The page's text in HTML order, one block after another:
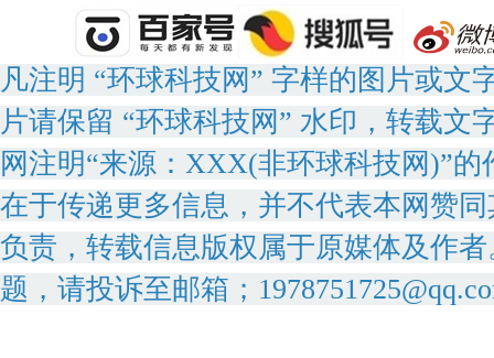
凡注明 “环球科技网” 字样的图片或文
片请保留 “环球科技网” 水印，转载文
网注明“来源：XXX(非环球科技网)”
在于传递更多信息，并不代表本网赞
负责，转载信息版权属于原媒体及作
题，请投诉至邮箱；